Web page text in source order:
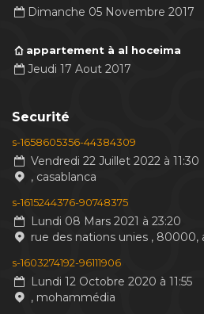
Dimanche 05 Novembre 2017
appartement à al hoceima
Jeudi 17 Aout 2017
Securité
s-1658605356-44384309
Vendredi 22 Juillet 2022 à 11:30
, casablanca
s-1615244376-90748375
Lundi 08 Mars 2021 à 23:20
rue des nations unies , 80000,
s-1603274192-96111906
Lundi 12 Octobre 2020 à 11:55
, mohammédia